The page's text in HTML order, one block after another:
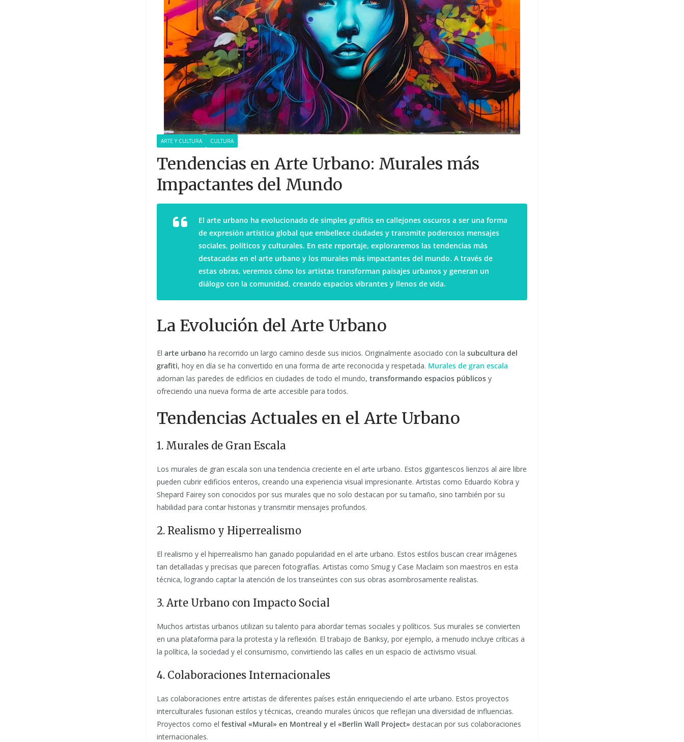
ARTE Y CULTURA CULTURA
Tendencias en Arte Urbano: Murales más
Impactantes del Mundo
El arte urbano ha evolucionado de simples grafitis en callejones oscuros a ser una forma
de expresión artística global que embellece ciudades y transmite poderosos mensajes
sociales, políticos y culturales. En este reportaje, exploraremos las tendencias más
destacadas en el arte urbano y los murales más impactantes del mundo. A través de
estas obras, veremos cómo los artistas transforman paisajes urbanos y generan un
diálogo con la comunidad, creando espacios vibrantes y llenos de vida.
La Evolución del Arte Urbano
El arte urbano ha recorrido un largo camino desde sus inicios. Originalmente asociado con la subcultura del
grafiti, hoy en día se ha convertido en una forma de arte reconocida y respetada. Murales de gran escala
adornan las paredes de edificios en ciudades de todo el mundo, transformando espacios públicos y
ofreciendo una nueva forma de arte accesible para todos.
Tendencias Actuales en el Arte Urbano
1. Murales de Gran Escala
Los murales de gran escala son una tendencia creciente en el arte urbano. Estos gigantescos lienzos al aire libre
pueden cubrir edificios enteros, creando una experiencia visual impresionante. Artistas como Eduardo Kobra y
Shepard Fairey son conocidos por sus murales que no solo destacan por su tamaño, sino también por su
habilidad para contar historias y transmitir mensajes profundos.
2. Realismo y Hiperrealismo
El realismo y el hiperrealismo han ganado popularidad en el arte urbano. Estos estilos buscan crear imágenes
tan detalladas y precisas que parecen fotografías. Artistas como Smug y Case Maclaim son maestros en esta
técnica, logrando captar la atención de los transeúntes con sus obras asombrosamente realistas.
3. Arte Urbano con Impacto Social
Muchos artistas urbanos utilizan su talento para abordar temas sociales y políticos. Sus murales se convierten
en una plataforma para la protesta y la reflexión. El trabajo de Banksy, por ejemplo, a menudo incluye críticas a
la política, la sociedad y el consumismo, convirtiendo las calles en un espacio de activismo visual.
4. Colaboraciones Internacionales
Las colaboraciones entre artistas de diferentes países están enriqueciendo el arte urbano. Estos proyectos
interculturales fusionan estilos y técnicas, creando murales únicos que reflejan una diversidad de influencias.
Proyectos como el festival «Mural» en Montreal y el «Berlin Wall Project» destacan por sus colaboraciones
internacionales.